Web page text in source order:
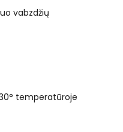
vabzdžių
temperatūroje